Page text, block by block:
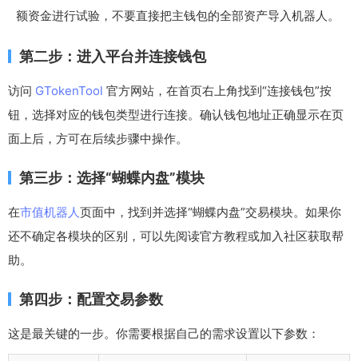
额资金进行试验，不要直接把主钱包的全部资产导入机器人。
第二步：进入平台并连接钱包
访问 GTokenTool 官方网站，在首页右上角找到“连接钱包”按
钮，选择对应的钱包类型进行连接。确认钱包地址正确显示在页
面上后，方可在后续步骤中操作。
第三步：选择“蝴蝶内盘”模块
在市值机器人页面中，找到并选择“蝴蝶内盘”交易模块。如果你
还不确定各模块的区别，可以先阅读官方教程或加入社区获取帮
助。
第四步：配置交易参数
这是最关键的一步。你需要根据自己的需求设置以下参数：